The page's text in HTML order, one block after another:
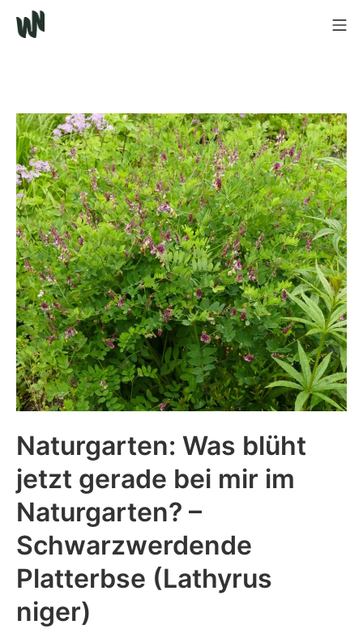
Naturgarten: Was blüht
jetzt gerade bei mir im
Naturgarten? –
Schwarzwerdende
Platterbse (Lathyrus
niger)